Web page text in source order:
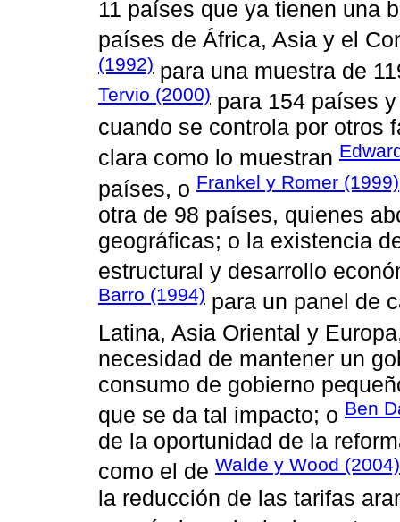
11 países que ya tienen una
países de África, Asia y el
(1992) para una muestra de
Tervio (2000) para 154 países
cuando se controla por otros
clara como lo muestran
países, o Frankel y Romer (1999)
otra de 98 países, quienes
geográficas; o la existencia
estructural y desarrollo
Barro (1994) para un panel de
Latina, Asia Oriental y
necesidad de mantener un
consumo de gobierno
que se da tal impacto; o Ben
de la oportunidad de la
como el de Walde y Wood (2004)
la reducción de las tarifas